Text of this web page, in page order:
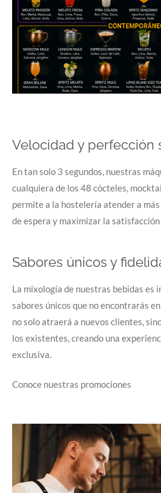
Velocidad y perfección
En tan solo 3 segundos, nuestras
cualquiera de los 48 cócteles,
permite a la hostelería atender a
de espera y maximizar la
Sabores únicos y
La mixología de nuestras bebidas es
sabores únicos que no encontrarás
no solo atraerá a nuevos clientes,
los existentes, creando una
exclusiva.
Conoce nuestras promociones